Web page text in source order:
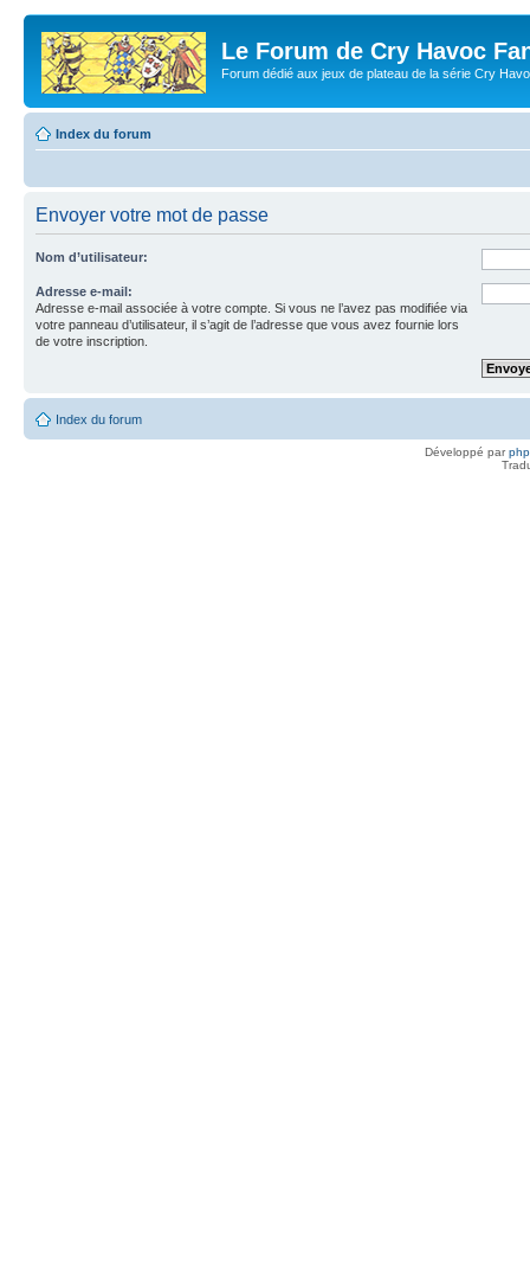
Le Forum de Cry Havoc
Forum dédié aux jeux de plateau de la série Cry
Index du forum
Envoyer votre mot de passe
Nom d’utilisateur:
Adresse e-mail:
Adresse e-mail associée à votre compte. Si vous ne l’avez pas modifiée via
votre panneau d’utilisateur, il s’agit de l’adresse que vous avez fournie lors
de votre inscription.
Index du forum
Développé par